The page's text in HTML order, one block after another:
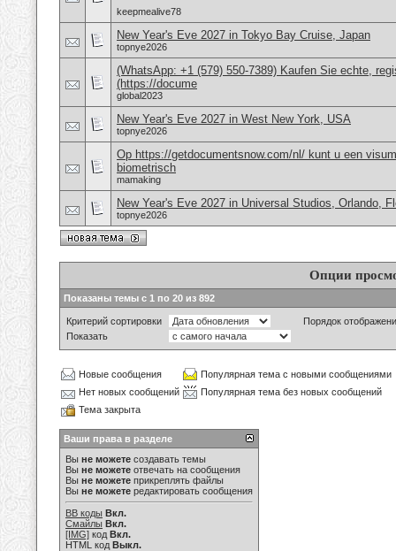
keepmealive78
New Year's Eve 2027 in Tokyo Bay Cruise, Japan
topnye2026
(WhatsApp: +1 (579) 550-7389) Kaufen Sie echte,
(https://docume
global2023
New Year's Eve 2027 in West New York, USA
topnye2026
Op https://getdocumentsnow.com/nl/ kunt u een
biometrisch
mamaking
New Year's Eve 2027 in Universal Studios, Orlando,
topnye2026
Опции
Показаны темы с 1 по 20 из 892
Критерий сортировки
Порядок
Показать
Новые сообщения
Популярная тема с новыми сообщениями
Нет новых сообщений
Популярная тема без новых сообщений
Тема закрыта
Ваши права в разделе
Вы не можете создавать темы
Вы не можете отвечать на сообщения
Вы не можете прикреплять файлы
Вы не можете редактировать сообщения
BB коды Вкл.
Смайлы Вкл.
[IMG] код Вкл.
HTML код Выкл.